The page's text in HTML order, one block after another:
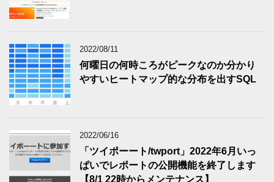
2022/08/11
何曜日の何時ころがピークなのか分かり
やすいヒートマップ的な分布を出すSQL
2022/06/16
「ツイポーート/twport」2022年6月いっ
ぱいでレポートの公開機能を終了します
【8/1 22時からメンテナンス】